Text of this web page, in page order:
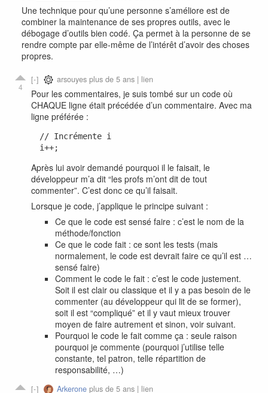
Une technique pour qu’une personne s’améliore est de
combiner la maintenance de ses propres outils, avec le
débogage d’outils bien codé. Ça permet à la personne de se
rendre compte par elle-même de l’intérêt d’avoir des choses
propres.
4
arsouyesplus de 5 ans | lien
Pour les commentaires, je suis tombé sur un code où
CHAQUE ligne était précédée d’un commentaire. Avec ma
ligne préférée :
// Incrémente i
Après lui avoir demandé pourquoi il le faisait, le
développeur m’a dit “les profs m’ont dit de tout
commenter”. C’est donc ce qu’il faisait.
Lorsque je code, j’applique le principe suivant :
Ce que le code est sensé faire : c’est le nom de la
méthode/fonction
Ce que le code fait : ce sont les tests (mais
normalement, le code est devrait faire ce qu’il est …
sensé faire)
Comment le code le fait : c’est le code justement.
Soit il est clair ou classique et il y a pas besoin de le
commenter (au développeur qui lit de se former),
soit il est “compliqué” et il y vaut mieux trouver
moyen de faire autrement et sinon, voir suivant.
Pourquoi le code le fait comme ça : seule raison
pourquoi je commente (pourquoi j’utilise telle
constante, tel patron, telle répartition de
responsabilité, …)
Arkeroneplus de 5 ans | lien